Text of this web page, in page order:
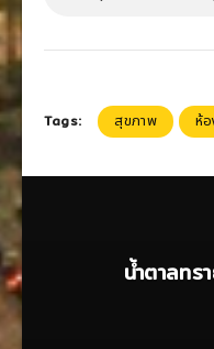
Tags: สุขภาพ ห้
น้ำตาลทร